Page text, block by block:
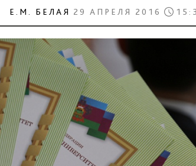
Е.М. БЕЛАЯ 29 АПРЕЛЯ 2016